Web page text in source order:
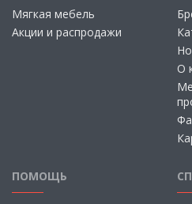
Мягкая мебель
Акции и распродажи
О
ПОМОЩЬ